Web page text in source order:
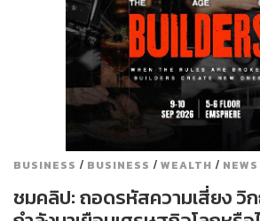
BUSINESS / BUSINESS / WEALTH / NEWS
ชมคลิป: ถอดรหัสความเสี่ยง วิ